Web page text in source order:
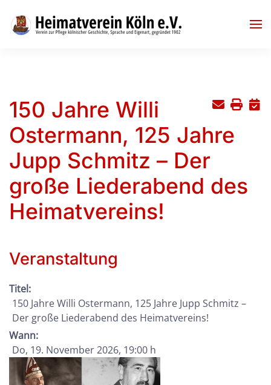
Skip to main content
150 Jahre Willi
Ostermann, 125 Jahre
Jupp Schmitz – Der
große Liederabend des
Heimatvereins!
Veranstaltung
Titel:
150 Jahre Willi Ostermann, 125 Jahre Jupp Schmitz –
Der große Liederabend des Heimatvereins!
Wann:
Do, 19. November 2026, 19:00 h